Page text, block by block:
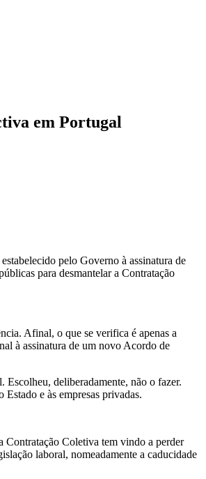
em Portugal
pelo Governo à assinatura de
para desmantelar a Contratação
Afinal, o que se verifica é apenas a
à assinatura de um novo Acordo de
deliberadamente, não o fazer.
e às empresas privadas.
Coletiva tem vindo a perder
laboral, nomeadamente a caducidade